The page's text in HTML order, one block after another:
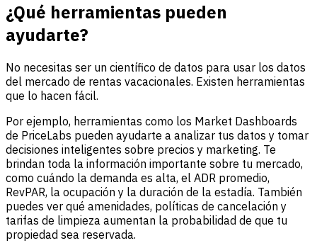
¿Qué herramientas pueden
ayudarte?
No necesitas ser un científico de datos para usar los datos
del mercado de rentas vacacionales. Existen herramientas
que lo hacen fácil.
Por ejemplo, herramientas como los Market Dashboards
de PriceLabs pueden ayudarte a analizar tus datos y tomar
decisiones inteligentes sobre precios y marketing. Te
brindan toda la información importante sobre tu mercado,
como cuándo la demanda es alta, el ADR promedio,
RevPAR, la ocupación y la duración de la estadía. También
puedes ver qué amenidades, políticas de cancelación y
tarifas de limpieza aumentan la probabilidad de que tu
propiedad sea reservada.